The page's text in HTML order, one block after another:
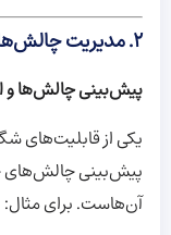
۲. مدیریت
پیش‌بینی چالش‌ها و
یکی از قابلیت‌های
پیش‌بینی چالش‌های
آن‌هاست. برای مثال: